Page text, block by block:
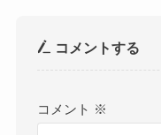
コメントする
コメント ※